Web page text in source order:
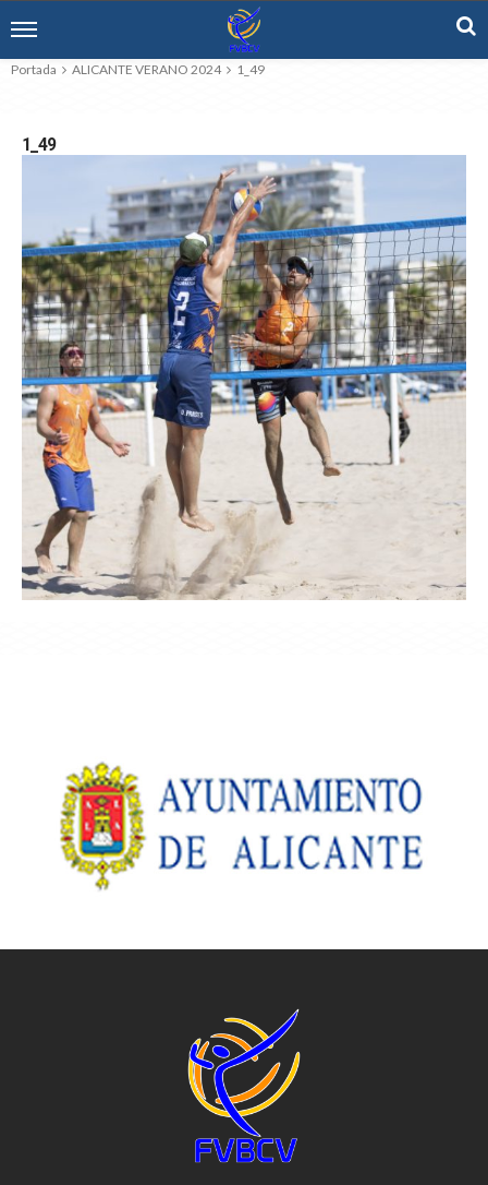
Portada ALICANTE VERANO 2024 1_49
1_49